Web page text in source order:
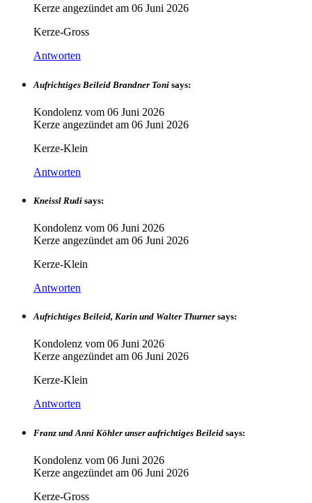
Kerze angezündet am 06 Juni 2026
Kerze-Gross
Antworten
Aufrichtiges Beileid Brandner Toni says:
Kondolenz vom 06 Juni 2026
Kerze angezündet am 06 Juni 2026
Kerze-Klein
Antworten
Kneissl Rudi says:
Kondolenz vom 06 Juni 2026
Kerze angezündet am 06 Juni 2026
Kerze-Klein
Antworten
Aufrichtiges Beileid, Karin und Walter Thurner says:
Kondolenz vom 06 Juni 2026
Kerze angezündet am 06 Juni 2026
Kerze-Klein
Antworten
Franz und Anni Köhler unser aufrichtiges Beileid says:
Kondolenz vom 06 Juni 2026
Kerze angezündet am 06 Juni 2026
Kerze-Gross